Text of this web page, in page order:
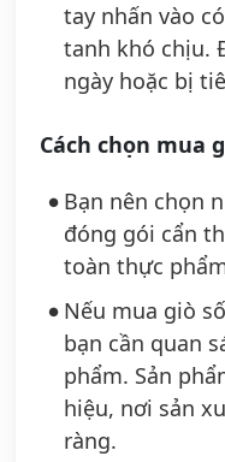
tay nhấn vào
tanh khó chịu.
ngày hoặc bị
Cách chọn mua
Bạn nên chọn
đóng gói cẩn
toàn thực
Nếu mua giò
bạn cần quan
phẩm. Sản
hiệu, nơi sản
ràng.